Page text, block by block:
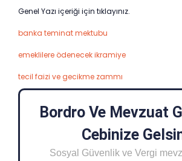
Genel Yazı içeriği için tıklayınız.
banka teminat mektubu
emeklilere ödenecek ikramiye
tecil faizi ve gecikme zammı
Bordro Ve Mevzuat
Cebinize
Sosyal Güvenlik ve Vergi